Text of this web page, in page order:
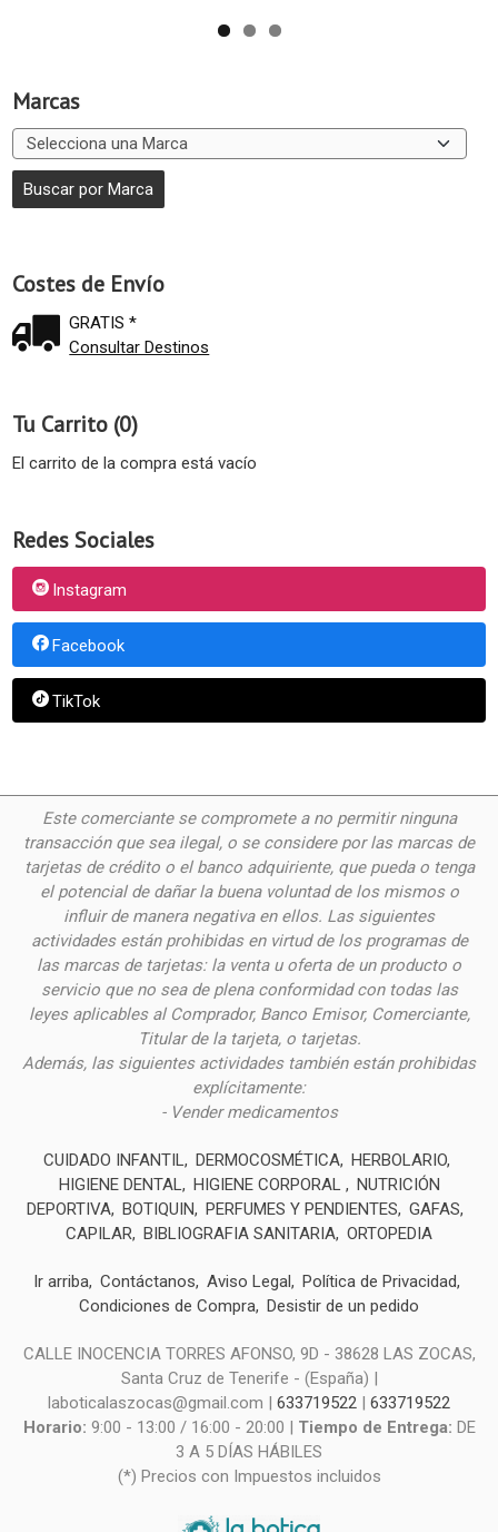
Marcas
Costes de Envío
GRATIS *
Consultar Destinos
Tu Carrito (0)
El carrito de la compra está vacío
Redes Sociales
Instagram
Facebook
TikTok
Este comerciante se compromete a no permitir ninguna
transacción que sea ilegal, o se considere por las marcas de
tarjetas de crédito o el banco adquiriente, que pueda o tenga
el potencial de dañar la buena voluntad de los mismos o
influir de manera negativa en ellos. Las siguientes
actividades están prohibidas en virtud de los programas de
las marcas de tarjetas: la venta u oferta de un producto o
servicio que no sea de plena conformidad con todas las
leyes aplicables al Comprador, Banco Emisor, Comerciante,
Titular de la tarjeta, o tarjetas.
Además, las siguientes actividades también están prohibidas
explícitamente:
- Vender medicamentos
CUIDADO INFANTIL DERMOCOSMÉTICA
HERBOLARIO
HIGIENE DENTAL
HIGIENE CORPORAL
NUTRICIÓN
DEPORTIVA
BOTIQUIN PERFUMES Y PENDIENTES
GAFAS
CAPILAR
BIBLIOGRAFIA SANITARIA ORTOPEDIA
Ir arriba Contáctanos Aviso Legal
Política de Privacidad
Condiciones de Compra
Desistir de un pedido
CALLE INOCENCIA TORRES AFONSO, 9D - 38628 LAS ZOCAS,
Santa Cruz de Tenerife - (España) |
laboticalaszocas@gmail.com | 633719522
633719522
Horario: 9:00 - 13:00 / 16:00 - 20:00 | Tiempo de Entrega: DE
3 A 5 DÍAS HÁBILES
(*) Precios con Impuestos incluidos